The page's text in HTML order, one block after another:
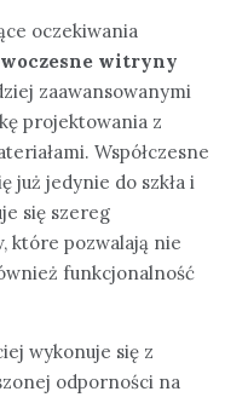
oczekiwania
witryny
zaawansowanymi
projektowania z
Współczesne
już jedynie do szkła i
się szereg
które pozwalają nie
funkcjonalność
wykonuje się z
odporności na